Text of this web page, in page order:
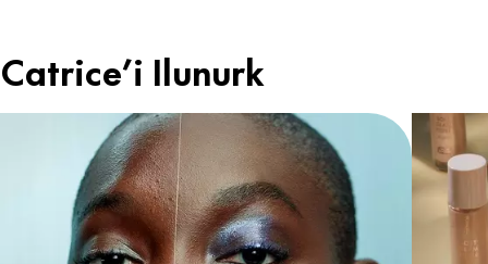
Catrice’i Ilunurk